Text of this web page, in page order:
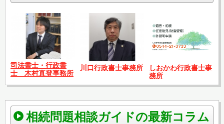
司法書士・行政書
士 木村直登事務所
川口行政書士事務所
しおかわ行政書士事
務所
相続問題相談ガイドの最新コラム